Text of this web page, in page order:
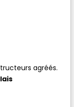
agréés.